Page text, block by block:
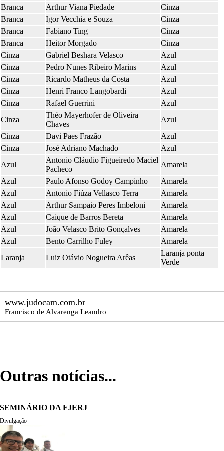
Branca
Arthur Viana Piedade
Cinza
Branca
Igor Vecchia e Souza
Cinza
Branca
Fabiano Ting
Cinza
Branca
Heitor Morgado
Cinza
Cinza
Gabriel Beshara Velasco
Azul
Cinza
Pedro Nunes Ribeiro Marins
Azul
Cinza
Ricardo Matheus da Costa
Azul
Cinza
Henri Franco Langobardi
Azul
Cinza
Rafael Guerrini
Azul
Cinza
Théo Mayerhofer de Oliveira
Chaves
Azul
Cinza
Davi Paes Frazão
Azul
Cinza
José Adriano Machado
Azul
Azul
Antonio Cláudio Figueiredo Maciel
Pacheco
Amarela
Azul
Paulo Afonso Godoy Campinho
Amarela
Azul
Antonio Fiúza Vellasco Terra
Amarela
Azul
Arthur Sampaio Peres Imbeloni
Amarela
Azul
Caique de Barros Bereta
Amarela
Azul
João Velasco Brito Gonçalves
Amarela
Azul
Bento Carrilho Fuley
Amarela
Laranja
Luiz Otávio Nogueira Arêas
Laranja ponta
Verde
www.judocam.com.br
Francisco de Alvarenga Leandro
Outras notícias...
SEMINÁRIO DA FJERJ
Divulgação